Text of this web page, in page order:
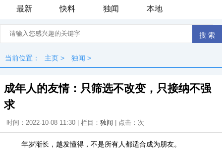
最新
快料 独闻 本地
当前位置： 主页 > 独闻 >
成年人的友情：只筛选不改变，只接纳不强
求
时间：2022-10-08 11:30 | 栏目： 独闻 | 点击： 次
年岁渐长，越发懂得，不是所有人都适合成为朋友。